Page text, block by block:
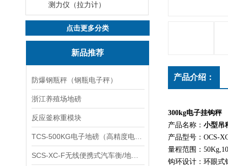
测力仪（拉力计）
点击更多分类
新品推荐
防爆钢瓶秤（钢瓶电子秤）
浙江养殖场地磅
反应釜称重模块
产品介绍：
300kg电子挂钩秤
产品名称： 小型吊
产品型号：OCS-
量程范围：
钩环设计：环眼式